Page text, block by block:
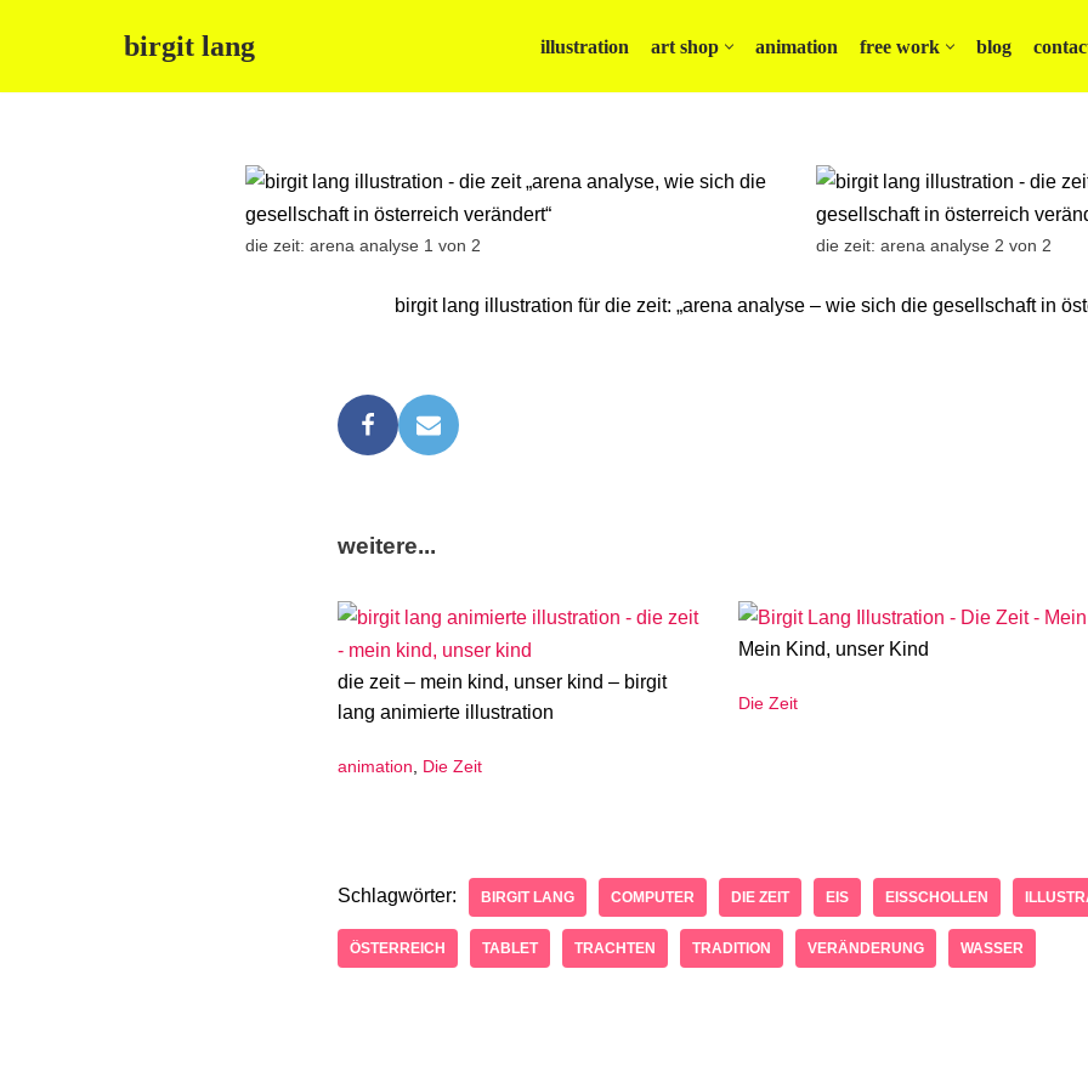
birgit lang illustration art shop animation free work blog
die zeit: arena analyse 1 von 2 die zeit: arena analyse 2 von 2
birgit lang illustration für die zeit: „arena analyse – wie sich die gesellschaft in
weitere...
die zeit – mein kind, unser kind – birgit
lang animierte illustration
animation Die Zeit
Mein Kind, unser Kind
Die Zeit
Schlagwörter: BIRGIT LANG COMPUTER DIE ZEIT EIS EISSCHOLLEN
ÖSTERREICH TABLET TRACHTEN TRADITION VERÄNDERUNG WASSER